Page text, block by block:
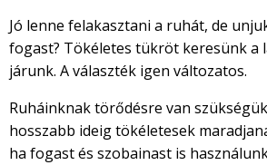
Jó lenne felakasztani a ruhát, de
fogast? Tökéletes tükröt keresünk a
járunk. A választék igen változatos.
Ruháinknak törődésre van
hosszabb ideig tökéletesek
ha fogast és szobainast is